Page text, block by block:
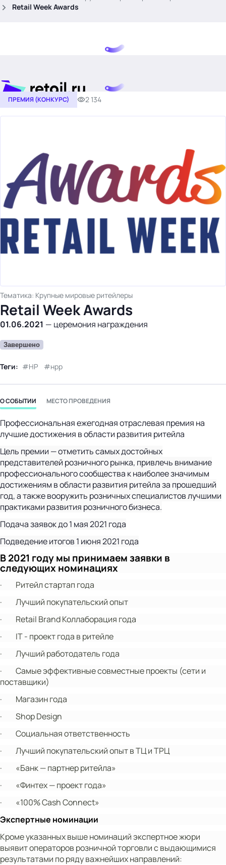
картина дня
темы
новости
материалы
видео
события
бизнес-центр
Retail Week Awards
ПРЕМИЯ (КОНКУРС) 2 134
Тематика: Крупные мировые ритейлеры
Retail Week Awards
01.06.2021 — церемония награждения
Завершено
Теги: НР нрр
О СОБЫТИИ МЕСТО ПРОВЕДЕНИЯ
Профессиональная ежегодная отраслевая премия на
лучшие достижения в области развития ритейла
Цель премии — отметить самых достойных
представителей розничного рынка, привлечь внимание
профессионального сообщества к наиболее значимым
достижениям в области развития ритейла за прошедший
год, а также вооружить розничных специалистов лучшими
практиками развития розничного бизнеса.
Подача заявок до 1 мая 2021 года
Подведение итогов 1 июня 2021 года
В 2021 году мы принимаем заявки в
следующих номинациях
· Ритейл стартап года
· Лучший покупательский опыт
· Retail Brand Коллаборация года
· IT - проект года в ритейле
· Лучший работодатель года
· Самые эффективные совместные проекты (сети и
поставщики)
· Магазин года
· Shop Design
· Социальная ответственность
· Лучший покупательский опыт в ТЦ и ТРЦ
· «Банк — партнер ритейла»
· «Финтех — проект года»
· «100% Cash Connect»
Экспертные номинации
Кроме указанных выше номинаций экспертное жюри
выявит операторов розничной торговли с выдающимися
результатами по ряду важнейших направлений: